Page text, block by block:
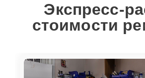
Экспресс-
стоимости